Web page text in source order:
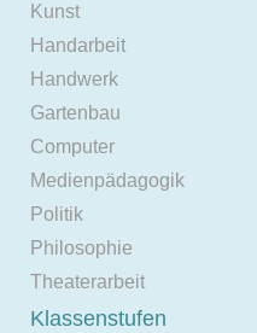
Kunst
Handarbeit
Handwerk
Gartenbau
Computer
Medienpädagogik
Politik
Philosophie
Theaterarbeit
Klassenstufen